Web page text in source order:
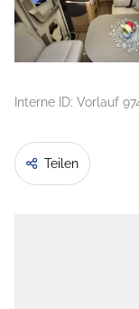
Interne ID: Vorlauf
Teilen